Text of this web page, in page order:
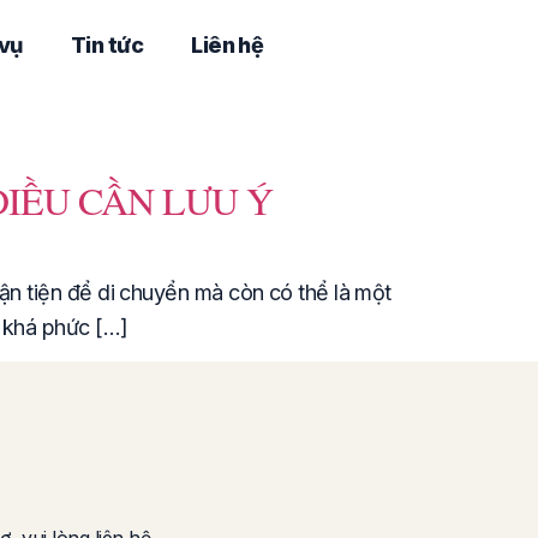
Tin tức Liên hệ
CẦN LƯU Ý
tiện để di chuyển mà còn có thể là một
khá phức […]